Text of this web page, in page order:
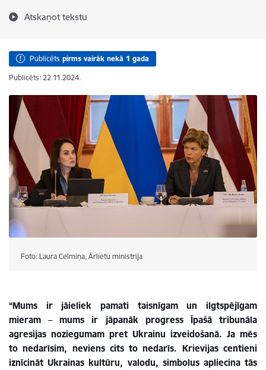
Atskaņot tekstu
Publicēts pirms vairāk nekā 1 gada
Publicēts: 22.11.2024.
Foto: Laura Celmiņa, Ārlietu ministrija
“Mums ir jāieliek pamati taisnīgam un ilgtspējīgam
mieram – mums ir jāpanāk progress Īpašā tribunāla
agresijas noziegumam pret Ukrainu izveidošanā. Ja mēs
to nedarīsim, neviens cits to nedarīs. Krievijas centieni
iznīcināt Ukrainas kultūru, valodu, simbolus apliecina tās